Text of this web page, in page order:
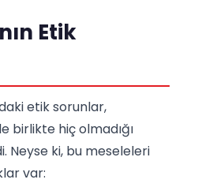
Etik
etik sorunlar,
birlikte hiç olmadığı
Neyse ki, bu meseleleri
var: